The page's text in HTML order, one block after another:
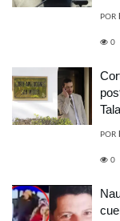
POR
0
POR
0